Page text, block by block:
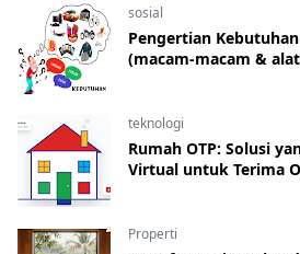
sosial
Pengertian
(macam-macam &
teknologi
Rumah OTP: Solusi
Virtual untuk Terima
Properti